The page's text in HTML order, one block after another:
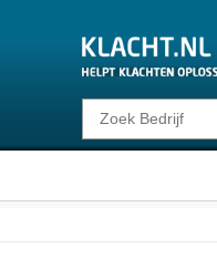
Klacht melden